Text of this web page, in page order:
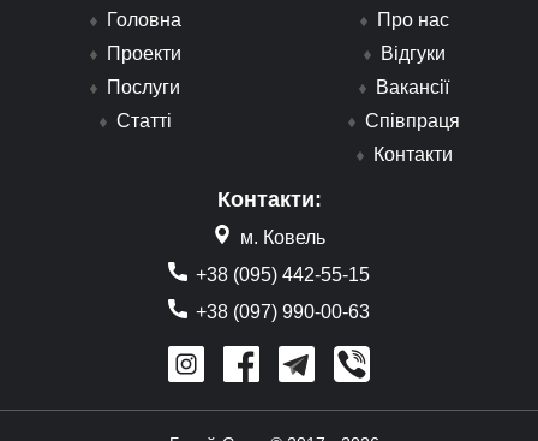
Головна
Проекти
Послуги
Статті
Про нас
Відгуки
Вакансії
Співпраця
Контакти
Контакти:
м. Ковель
+38 (095) 442-55-15
+38 (097) 990-00-63